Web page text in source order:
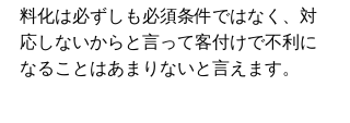
料化は必ずしも必須条件ではなく、対
応しないからと言って客付けで不利に
なることはあまりないと言えます。